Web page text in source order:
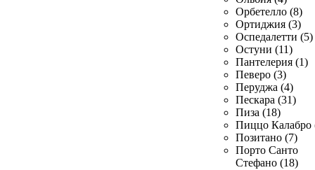
Орбетелло (8)
Ортиджия (3)
Оспедалетти (5)
Остуни (11)
Пантелерия (1)
Певеро (3)
Перуджа (4)
Пескара (31)
Пиза (18)
Пиццо Калабро
Позитано (7)
Порто Санто
Стефано (18)